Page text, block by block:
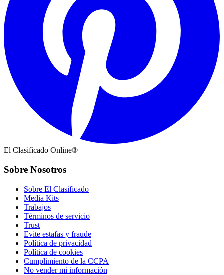
El Clasificado Online®
Sobre Nosotros
Sobre El Clasificado
Media Kits
Trabajos
Términos de servicio
Trust
Evite estafas y fraude
Política de privacidad
Política de cookies
Cumplimiento de la CCPA
No vender mi información